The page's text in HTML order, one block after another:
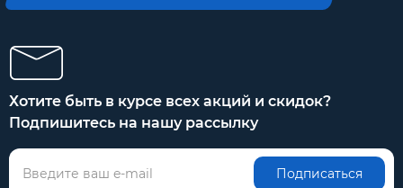
Хотите быть в курсе всех акций и скидок?
Подпишитесь на нашу рассылку
Подписаться